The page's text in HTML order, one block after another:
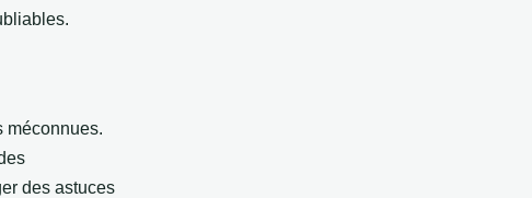
méconnues.
des astuces